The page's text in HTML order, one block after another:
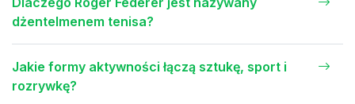
dżentelmenem tenisa?
Jakie formy aktywności łączą sztukę, sport i
rozrywkę?